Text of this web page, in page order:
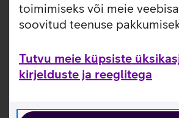
toimimiseks või meie
soovitud teenuse
Tutvu meie küpsiste
kirjelduste ja reeglitega